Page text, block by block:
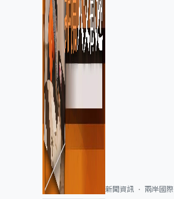
新聞資訊 兩岸國際